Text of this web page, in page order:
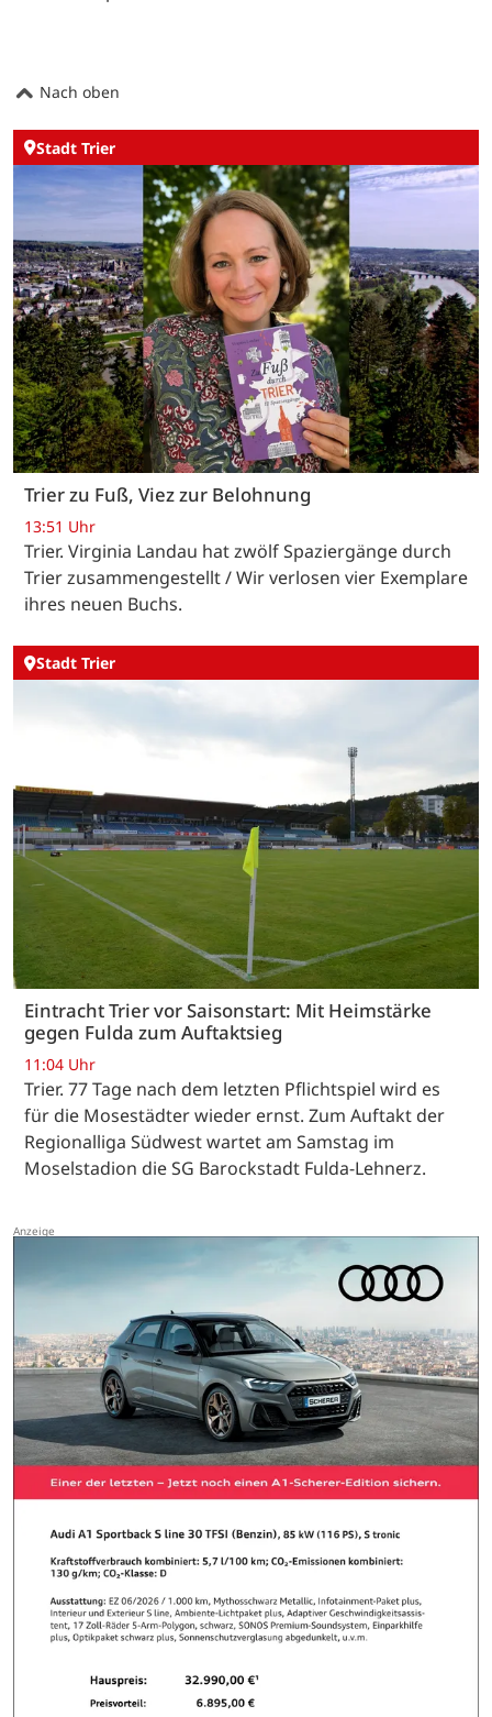
Nach oben
Stadt Trier
Trier zu Fuß, Viez zur Belohnung
13:51 Uhr
Trier. Virginia Landau hat zwölf Spaziergänge durch
Trier zusammengestellt / Wir verlosen vier Exemplare
ihres neuen Buchs.
Stadt Trier
Eintracht Trier vor Saisonstart: Mit Heimstärke
gegen Fulda zum Auftaktsieg
11:04 Uhr
Trier. 77 Tage nach dem letzten Pflichtspiel wird es
für die Mosestädter wieder ernst. Zum Auftakt der
Regionalliga Südwest wartet am Samstag im
Moselstadion die SG Barockstadt Fulda-Lehnerz.